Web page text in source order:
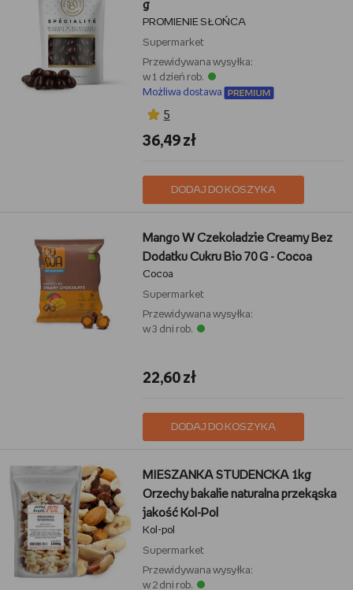
g
PROMIENIE SŁOŃCA
Supermarket
Przewidywana wysyłka:
w 1 dzień rob.
Możliwa dostawa
5
36,49 zł
DODAJ DO KOSZYKA
Mango W Czekoladzie Creamy Bez
Dodatku Cukru Bio 70 G - Cocoa
Cocoa
Supermarket
Przewidywana wysyłka:
w 3 dni rob.
22,60 zł
DODAJ DO KOSZYKA
MIESZANKA STUDENCKA 1kg
Orzechy bakalie naturalna przekąska
jakość Kol-Pol
Kol-pol
Supermarket
Przewidywana wysyłka:
w 2 dni rob.